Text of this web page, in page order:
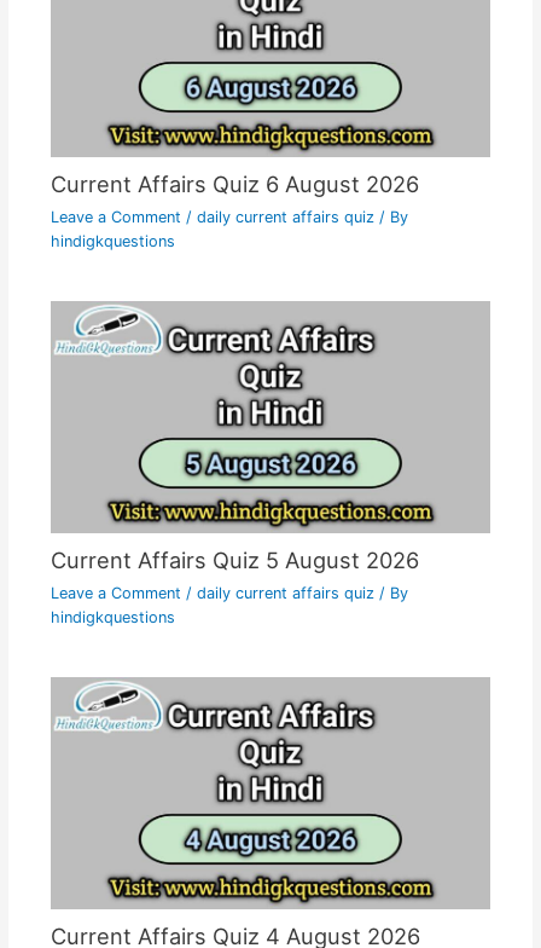
Current Affairs Quiz 6 August 2026
Leave a Comment / daily current affairs quiz/ By
hindigkquestions
Current Affairs Quiz 5 August 2026
Leave a Comment / daily current affairs quiz/ By
hindigkquestions
Current Affairs Quiz 4 August 2026